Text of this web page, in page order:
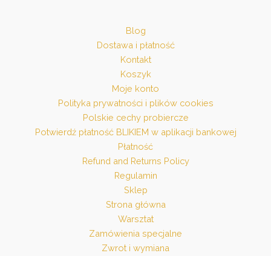
Blog
Dostawa i płatność
Kontakt
Koszyk
Moje konto
Polityka prywatności i plików cookies
Polskie cechy probiercze
Potwierdź płatność BLIKIEM w aplikacji bankowej
Płatność
Refund and Returns Policy
Regulamin
Sklep
Strona główna
Warsztat
Zamówienia specjalne
Zwrot i wymiana